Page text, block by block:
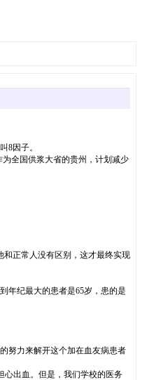
8因子。
全国供浆大省的贵州，计划减少
正常人没有区别，这才最终实现
年纪最大的患者是65岁，患的是
努力来解开这个加在血友病患者
出血。但是，我们学校的医务